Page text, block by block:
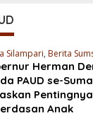
Silampari, Berita
Herman
PAUD se-
Anak